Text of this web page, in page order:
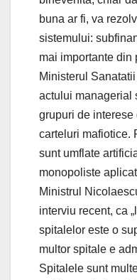
buna ar fi, va
sistemului:
mai importante din
Ministerul
actului managerial
grupuri de
carteluri mafiotice.
sunt umflate
monopoliste
Ministrul
interviu recent, ca
spitalelor este o
multor spitale e
Spitalele sunt